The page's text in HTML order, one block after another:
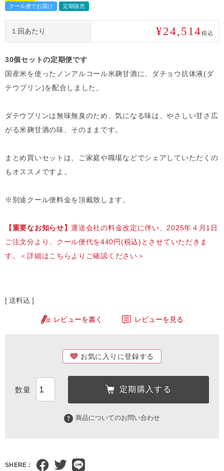
クール便でお届け
定期販売
１回あたり ¥24,514税込
30個セットの定期便です
国産米を使ったノンアルコール米麹甘酒に、ダチョウ抗体液(ダ
テウブリン)を配合しました。
ダテウブリンは無味無臭のため、気になる味は、やさしい甘さ広
がる米麹甘酒の味、そのままです。
まとめ買いセットは、ご家庭や職場などでシェアしていただくの
もオススメですよ。
※別途クール便料金を頂戴致します。
【重要なお知らせ】運送会社の料金改定に伴い、2025年４月1日
ご注文分より、クール便代を440円(税込)とさせていただきま
す。
＜詳細はこちらよりご確認ください＞
送料込
レビューを書く レビューを見る
お気に入りに登録する
定期購入する
商品についてのお問い合わせ
SHERE :